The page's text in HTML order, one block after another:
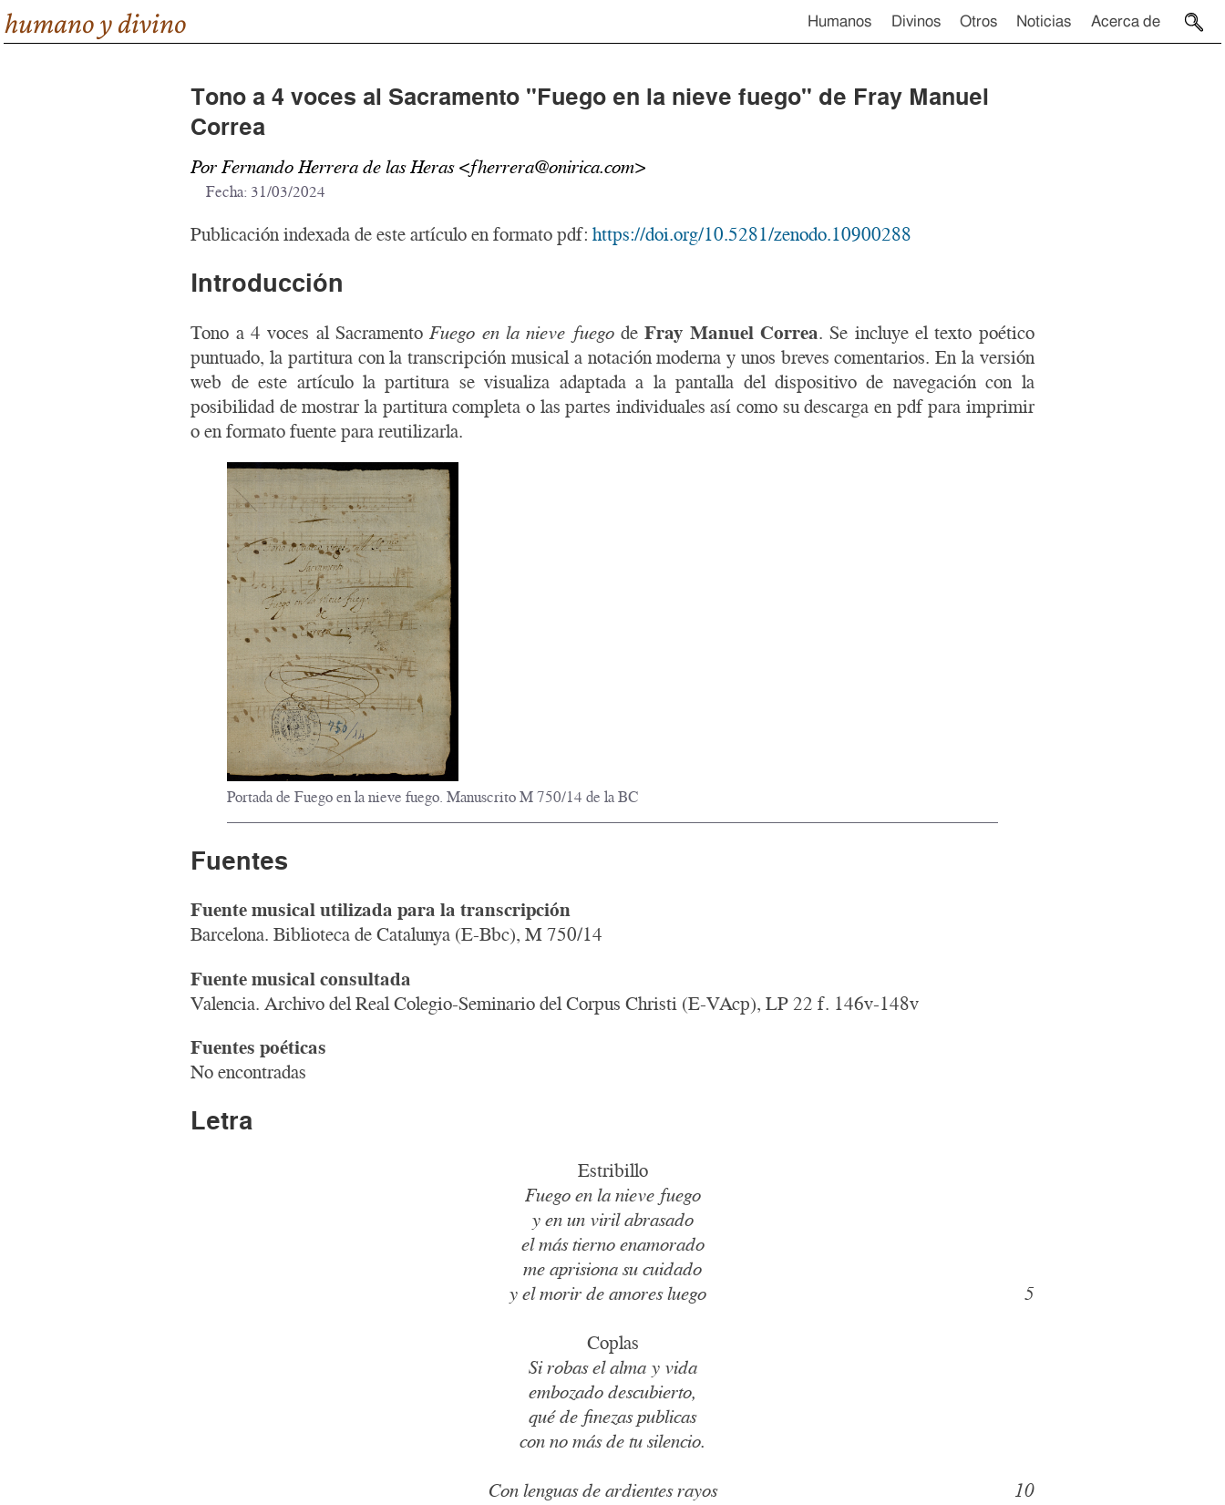
humano y divino Humanos Divinos Otros Noticias Acerca de
Tono a 4 voces al Sacramento "Fuego en la nieve fuego" de Fray Manuel
Correa
Por Fernando Herrera de las Heras <fherrera@onirica.com>
Fecha: 31/03/2024
Publicación indexada de este artículo en formato pdf:https://doi.org/10.5281/zenodo.10900288
Introducción
Tono a 4 voces al Sacramento Fuego en la nieve fuegodeFray Manuel Correa. Se incluye el texto poético
puntuado, la partitura con la transcripción musical a notación moderna y unos breves comentarios. En la versión
web de este artículo la partitura se visualiza adaptada a la pantalla del dispositivo de navegación con la
posibilidad de mostrar la partitura completa o las partes individuales así como su descarga en pdf para imprimir
o en formato fuente para reutilizarla.
Portada de Fuego en la nieve fuego. Manuscrito M 750/14 de la BC
Fuentes
Fuente musical utilizada para la transcripción
Barcelona. Biblioteca de Catalunya (E-Bbc), M 750/14
Fuente musical consultada
Valencia. Archivo del Real Colegio-Seminario del Corpus Christi (E-VAcp), LP 22 f. 146v-148v
Fuentes poéticas
No encontradas
Letra
Estribillo
Fuego en la nieve fuego
y en un viril abrasado
el más tierno enamorado
me aprisiona su cuidado
y el morir de amores luego
Coplas
Si robas el alma y vida
embozado descubierto,
qué de finezas publicas
con no más de tu silencio.
Con lenguas de ardientes rayos